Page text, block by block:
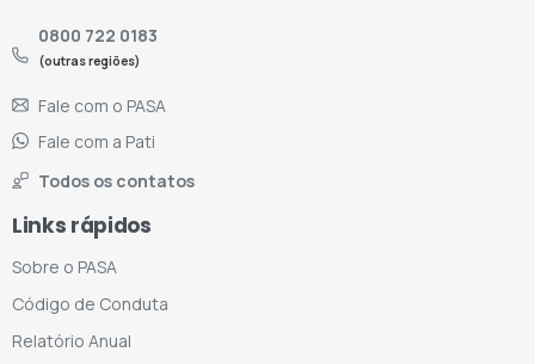
0800 722 0183
(outras regiões)
Fale com o PASA
Fale com a Pati
Todos os contatos
Links rápidos
Sobre o PASA
Código de Conduta
Relatório Anual